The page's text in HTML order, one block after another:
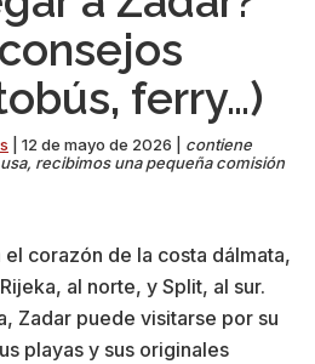
ferry…)
12 de mayo de 2026
contiene
recibimos una pequeña comisión
corazón de la costa dálmata,
al norte, y Split, al sur.
Zadar puede visitarse por su
playas y sus originales